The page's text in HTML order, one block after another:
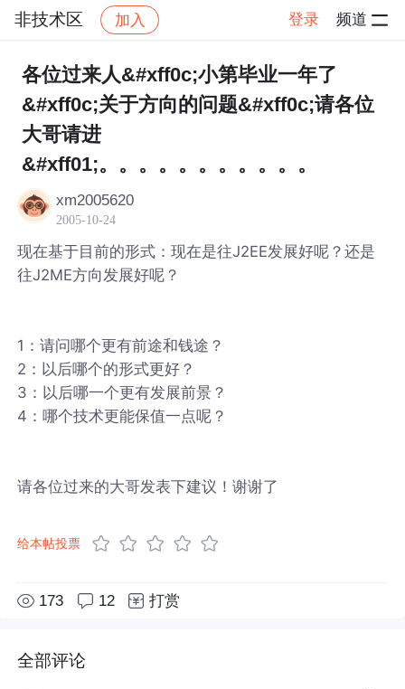
非技术区 加入 登录 频道
社区 非技术区 帖子详情
各位过来人&#xff0c;小第毕业一年了
&#xff0c;关于方向的问题&#xff0c;请各位
大哥请进
&#xff01;。。。。。。。。。。。
xm2005620
2005-10-24
现在基于目前的形式：现在是往J2EE发展好呢？还是
往J2ME方向发展好呢？
1：请问哪个更有前途和钱途？
2：以后哪个的形式更好？
3：以后哪一个更有发展前景？
4：哪个技术更能保值一点呢？
请各位过来的大哥发表下建议！谢谢了
给本帖投票
173 12 打赏
全部评论